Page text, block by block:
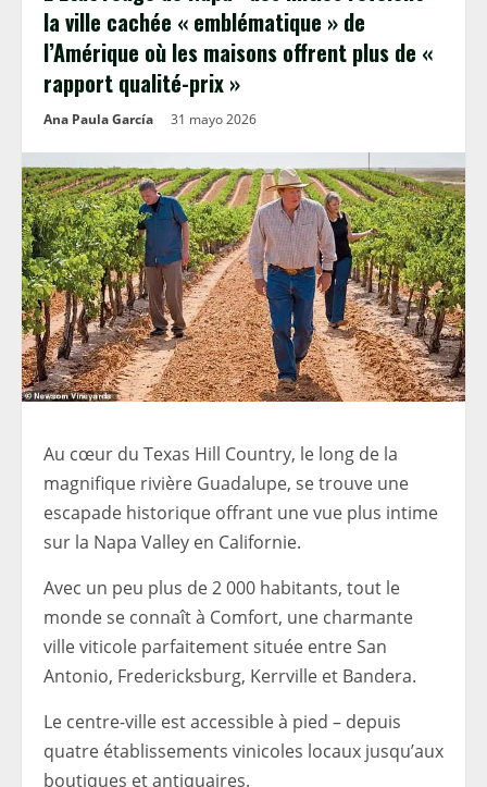
la ville cachée « emblématique » de
l’Amérique où les maisons offrent plus de «
rapport qualité-prix »
Ana Paula García 31 mayo 2026
Au cœur du Texas Hill Country, le long de la
magnifique rivière Guadalupe, se trouve une
escapade historique offrant une vue plus intime
sur la Napa Valley en Californie.
Avec un peu plus de 2 000 habitants, tout le
monde se connaît à Comfort, une charmante
ville viticole parfaitement située entre San
Antonio, Fredericksburg, Kerrville et Bandera.
Le centre-ville est accessible à pied – depuis
quatre établissements vinicoles locaux jusqu’aux
boutiques et antiquaires.